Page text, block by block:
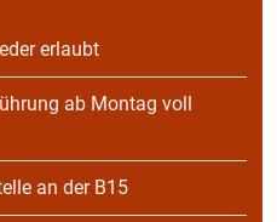
erlaubt
ab Montag voll
an der B15